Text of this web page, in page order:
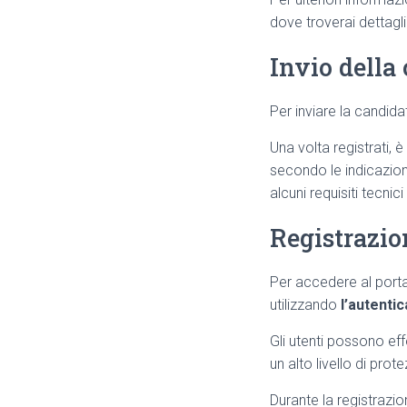
dove troverai
Invio della
Per inviare la
Una volta registrati,
secondo le
alcuni requisiti
Per accedere al
utilizzando
Gli utenti possono
un alto livello di
Durante la